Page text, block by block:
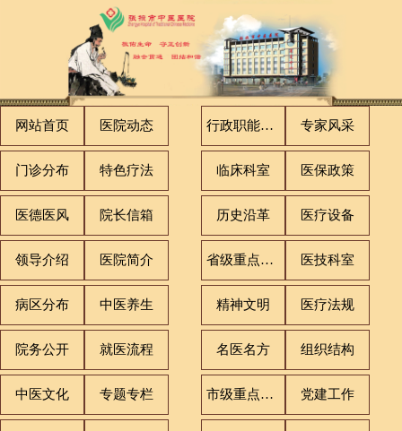
网站首页 医院动态 行政职能科室 专家风采
门诊分布 特色疗法 临床科室 医保政策
医德医风 院长信箱 历史沿革 医疗设备
领导介绍 医院简介 省级重点专科 医技科室
病区分布 中医养生 精神文明 医疗法规
院务公开 就医流程 名医名方 组织结构
中医文化 专题专栏 市级重点专科 党建工作